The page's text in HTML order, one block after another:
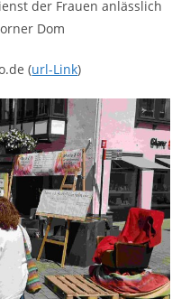
der Frauen anlässlich
Dom
(url-Link)